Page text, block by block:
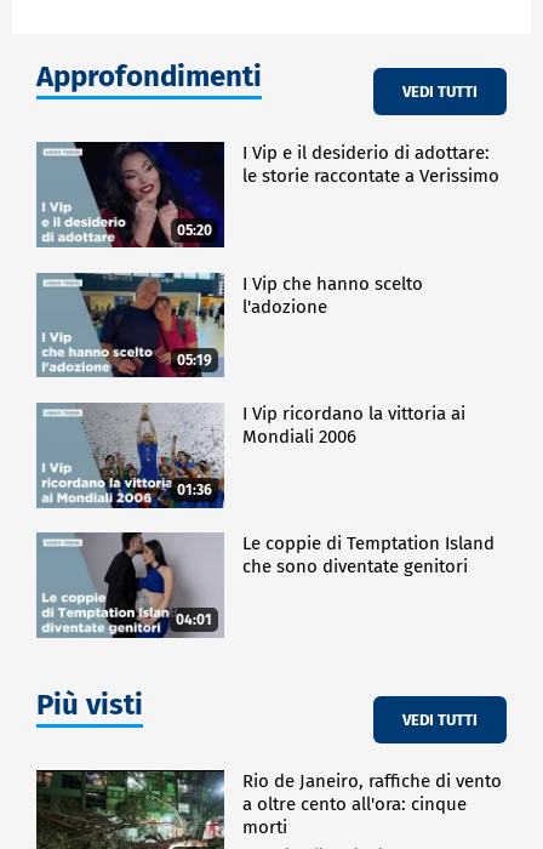
Approfondimenti VEDI TUTTI
05:20
I Vip e il desiderio di adottare:
le storie raccontate a Verissimo
05:19
I Vip che hanno scelto
l'adozione
01:36
I Vip ricordano la vittoria ai
Mondiali 2006
04:01
Le coppie di Temptation Island
che sono diventate genitori
Più visti VEDI TUTTI
Rio de Janeiro, raffiche di vento
a oltre cento all'ora: cinque
morti